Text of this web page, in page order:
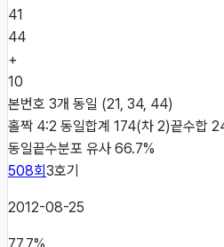
41
44
+
10
본번호 3개 동일 (21, 34, 44)
홀짝 4:2 동일합계 174(차 2)끝수합
동일끝수분포 유사 66.7%
508회3호기
2012-08-25